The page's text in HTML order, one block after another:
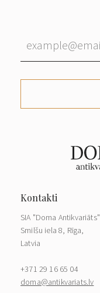
SIA "Doma Antikvariāts"
Smilšu iela 8, Rīga,
Latvia
+371 29 16 65 04
doma@antikvariats.lv